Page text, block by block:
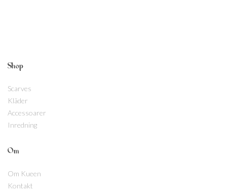
Shop
Scarves
Kläder
Accessoarer
Inredning
Om
Om Kueen
Kontakt